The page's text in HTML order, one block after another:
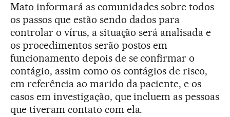
Mato informará as comunidades sobre todos
os passos que estão sendo dados para
controlar o vírus, a situação será analisada e
os procedimentos serão postos em
funcionamento depois de se confirmar o
contágio, assim como os contágios de risco,
em referência ao marido da paciente, e os
casos em investigação, que incluem as pessoas
que tiveram contato com ela.